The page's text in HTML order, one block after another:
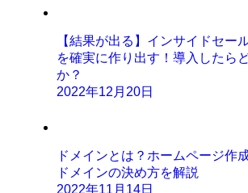
【結果が出る】インサイドセー
を確実に作り出す！導入したら
か？
2022年12月20日
ドメインとは？ホームページ作
ドメインの決め方を解説
2022年11月14日